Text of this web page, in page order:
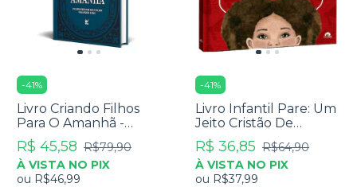
-41%
Livro Criando Filhos
Para O Amanhã -
Adésio de Oliveira,
Nikolas Ferreira e
Ruth Ferreira
R$ 45,58 R$79,90
À VISTA NO PIX
ou R$46,99
-41%
Livro Infantil Pare: Um
Jeito Cristão De
Ensinar Prevenção -
Vitoria Reis
R$ 36,85 R$64,90
À VISTA NO PIX
ou R$37,99